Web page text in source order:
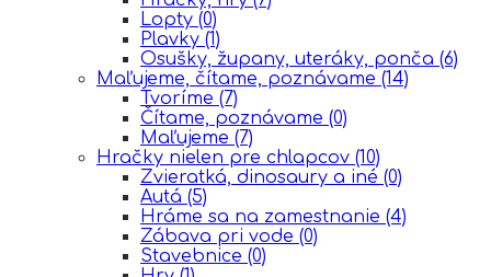
Lopty (0)
Plavky (1)
Osušky, župany, uteráky, ponča (6)
Maľujeme, čítame, poznávame (14)
Tvoríme (7)
Čítame, poznávame (0)
Maľujeme (7)
Hračky nielen pre chlapcov (10)
Zvieratká, dinosaury a iné (0)
Autá (5)
Hráme sa na zamestnanie (4)
Zábava pri vode (0)
Stavebnice (0)